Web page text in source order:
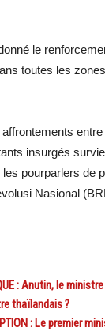
le
toutes les
insurgés
pourparlers de
Nasional
: Anutin, le
thaïlandais ?
: Le premier